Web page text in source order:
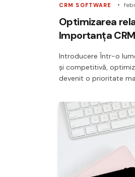
CRM SOFTWARE
Optimizarea
Importanța
Introducere Într-o
și competitivă,
devenit o prioritate